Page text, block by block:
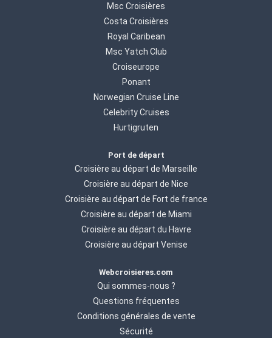
Msc Croisières
Costa Croisières
Royal Caribean
Msc Yatch Club
Croiseurope
Ponant
Norwegian Cruise Line
Celebrity Cruises
Hurtigruten
Port de départ
Croisière au départ de Marseille
Croisière au départ de Nice
Croisière au départ de Fort de france
Croisière au départ de Miami
Croisière au départ du Havre
Croisière au départ Venise
Webcroisieres.com
Qui sommes-nous ?
Questions fréquentes
Conditions générales de vente
Sécurité